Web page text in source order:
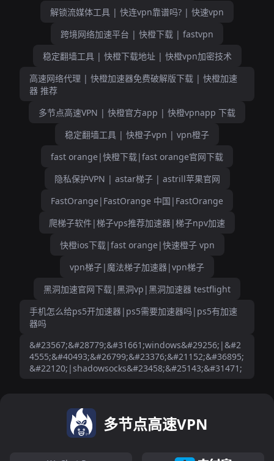
解锁流媒体工具 | 快连vpn靠谱吗? | 快速vpn
跨境网络加速平台 | 快橙下载 | fastvpn
稳定翻墙工具 | 快橙下载地址 | 快橙vpn加密技术
高速网络代理 | 快橙加速器免费破解版下载 | 快橙加速
器 推荐
多节点高速VPN | 快橙官方app | 快橙vpnapp 下载
稳定翻墙工具 | 快橙子vpn | vpn橙子
fast orange|快橙下载|fast orange官网下载
隐私保护VPN | astar梯子 | astrill苹果官网
FastOrange|FastOrange 中国|FastOrange
爬梯子软件|梯子vps推荐加速器|梯子npv加速
快橙ios下载|fast orange|快速橙子 vpn
vpn梯子|魔法梯子加速器|vpn梯子
黑洞加速官网下载|黑洞vp|黑洞加速器 testflight
手机怎么给ps5开加速器|ps5需要加速器吗|ps5有加速
器吗
&#23567;&#28779;&#31661;windows&#29256;|&#2
4555;&#40493;&#26799;&#23376;&#21152;&#36895;
&#22120;|shadowsocks&#23458;&#25143;&#31471;
多节点高速VPN